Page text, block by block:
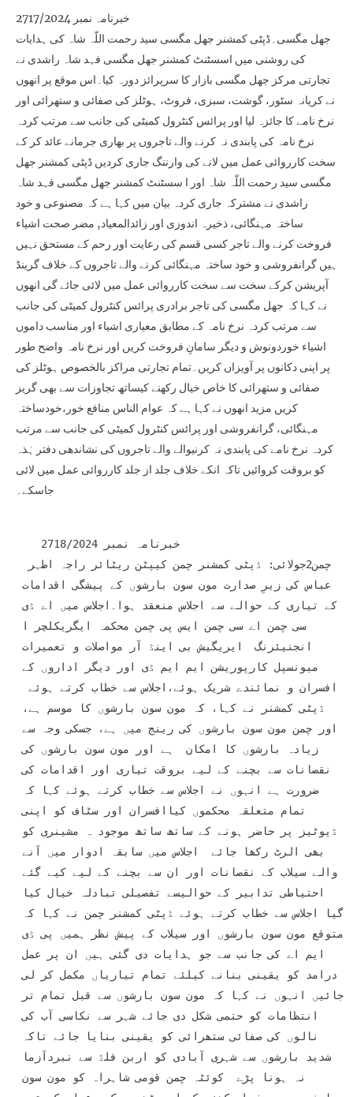
خبرنامہ نمبر 2717/2024
جھل مگسی۔ڈپٹی کمشنر جھل مگسی سید رحمت اللّہ شاہ کی ہدایات
کی روشنی میں اسسٹنٹ کمشنر جھل مگسی فہد شاہ راشدی نے
تجارتی مرکز جھل مگسی بازار کا سرپرائز دورہ کیا۔اس موقع پر انھوں
نے کریانہ سٹور، گوشت، سبزی، فروٹ، ہوٹلز کی صفائی و ستھرائی اور
نرخ نامے کا جائزہ لیا اور پرائس کنٹرول کمیٹی کی جانب سے مرتب کردہ
نرخ نامہ کی پابندی نہ کرنے والے تاجروں پر بھاری جرمانے عائد کر کے
سخت کارروائی عمل میں لانے کی وارننگ جاری کردیں ڈپٹی کمشنر جھل
مگسی سید رحمت اللّہ شاہ اور ا سسٹنٹ کمشنر جھل مگسی فہد شاہ
راشدی نے مشترکہ جاری کردہ بیان میں کہا ہے کہ مصنوعی و خود
ساختہ مہنگائی، ذخیرہ اندوزی اور زائدالمعیاد, مضر صحت اشیاء
فروخت کرنے والے تاجر کسی قسم کی رعایت اور رحم کے مستحق نہیں
ہیں گرانفروشی و خود ساختہ مہنگائی کرنے والے تاجروں کے خلاف گرینڈ
آپریشن کرکے سخت سے سخت کارروائی عمل میں لائی جائے گی انھوں
نے کہا کہ جھل مگسی کی تاجر برادری پرائس کنٹرول کمیٹی کی جانب
سے مرتب کردہ نرخ نامہ کے مطابق معیاری اشیاء اور مناسب داموں
اشیاء خوردونوش و دیگر سامانِ فروخت کریں اور نرخ نامہ واضح طور
پر اپنی دکانوں پر آویزاں کریں۔تمام تجارتی مراکز بالخصوص ہوٹلز کی
صفائی و ستھرائی کا خاص خیال رکھنے کیساتھ تجاوزات سے بھی گریز
کریں مزید انھوں نے کہا ہے کہ عوام الناس منافع خور،خودساختہ
مہنگائی، گرانفروشی اور پرائس کنٹرول کمیٹی کی جانب سے مرتب
کردہ نرخ نامے کی پابندی نہ کرنیوالے والے تاجروں کی نشاندھی دفتر ہٰذہ
کو بروقت کروائیں تاکہ انکے خلاف جلد از جلد کارروائی عمل میں لائی
جاسکے۔
زیادہ بارشوں کا امکان  ہے اور مون سون بارشوں کی
نقصانات سے بچنے کے لیے بروقت تیاری اور اقدامات کی
تمام متعلقہ محکموں کیاافسران اور سٹاف کو اپنی
درامد کو یقینی بنانے کیلئے تمام تیاریاں مکمل کر لی
انتظامات کو حتمی شکل دی جائے شہر سے نکاسی آب کی